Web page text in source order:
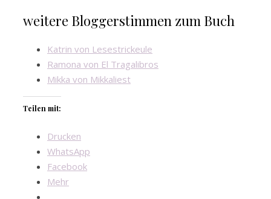
weitere Bloggerstimmen zum Buch
Katrin von Lesestrickeule
Ramona von El Tragalibros
Mikka von Mikkaliest
Teilen mit:
Drucken
WhatsApp
Facebook
Mehr